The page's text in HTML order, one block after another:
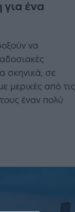
για ένα
να
σκηνικά, σε
μερικές από τις
έναν πολύ